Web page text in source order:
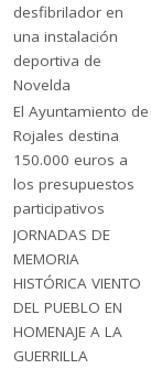
desfibrilador en
una instalación
deportiva de
Novelda
El Ayuntamiento de
Rojales destina
150.000 euros a
los presupuestos
participativos
JORNADAS DE
MEMORIA
HISTÓRICA VIENTO
DEL PUEBLO EN
HOMENAJE A LA
GUERRILLA